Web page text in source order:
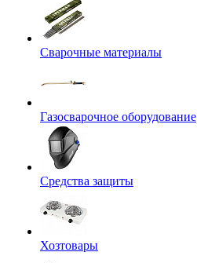
Сварочные материалы
Газосварочное оборудование
Средства защиты
Хозтовары